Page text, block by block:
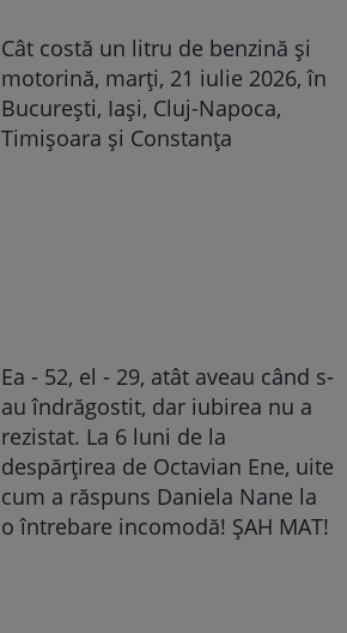
Cât costă un litru de benzină și
motorină, marți, 21 iulie 2026, în
București, Iași, Cluj-Napoca,
Timișoara și Constanța
Ea - 52, el - 29, atât aveau când s-
au îndrăgostit, dar iubirea nu a
rezistat. La 6 luni de la
despărțirea de Octavian Ene, uite
cum a răspuns Daniela Nane la
o întrebare incomodă! ȘAH MAT!